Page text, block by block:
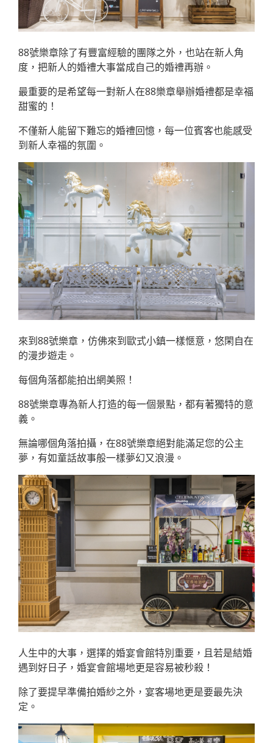
88號樂章除了有豐富經驗的團隊之外，也站在新人角
度，把新人的婚禮大事當成自己的婚禮再辦。
最重要的是希望每一對新人在88樂章舉辦婚禮都是幸福
甜蜜的！
不僅新人能留下難忘的婚禮回憶，每一位賓客也能感受
到新人幸福的氛圍。
來到88號樂章，仿佛來到歐式小鎮一樣愜意，悠閑自在
的漫步遊走。
每個角落都能拍出網美照！
88號樂章專為新人打造的每一個景點，都有著獨特的意
義。
無論哪個角落拍攝，在88號樂章絕對能滿足您的公主
夢，有如童話故事般一樣夢幻又浪漫。
人生中的大事，選擇的婚宴會館特別重要，且若是結婚
遇到好日子，婚宴會館場地更是容易被秒殺！
除了要提早準備拍婚紗之外，宴客場地更是要最先決
定。